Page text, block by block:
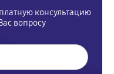
консультацию
вопросу